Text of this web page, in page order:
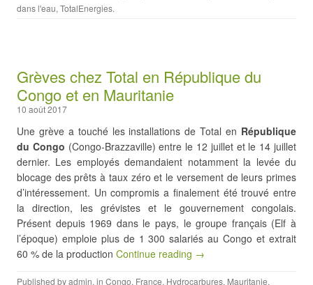
dans l'eau, TotalEnergies.
Grèves chez Total en République du
Congo et en Mauritanie
10 août 2017
Une grève a touché les installations de Total en République
du Congo (Congo-Brazzaville) entre le 12 juillet et le 14 juillet
dernier. Les employés demandaient notamment la levée du
blocage des prêts à taux zéro et le versement de leurs primes
d’intéressement. Un compromis a finalement été trouvé entre
la direction, les grévistes et le gouvernement congolais.
Présent depuis 1969 dans le pays, le groupe français (Elf à
l’époque) emploie plus de 1 300 salariés au Congo et extrait
60 % de la production Continue reading →
Published byadmin, in Congo, France, Hydrocarbures, Mauritanie,